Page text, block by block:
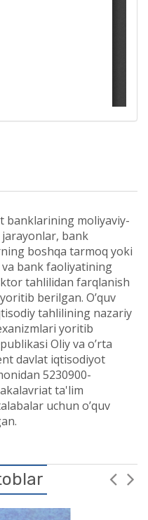
banklarining moliyaviy-
bank
boshqa tarmoq yoki
bank faoliyatining
tahlilidan farqlanish
berilgan. O’quv
tahlilining nazariy
yoritib
Oliy va o’rta
davlat iqtisodiyot
5230900-
ta'lim
uchun o’quv